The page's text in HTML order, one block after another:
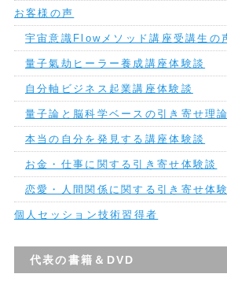
お客様の声
宇宙意識Flowメソッド講座受講生の
量子氣劫ヒーラー養成講座体験談
自分軸ビジネス起業講座体験談
量子論と脳科学ベースの引き寄せ理
本当の自分を発見する講座体験談
お金・仕事に関する引き寄せ体験談
恋愛・人間関係に関する引き寄せ体
個人セッション技術習得者
代表の書籍＆DVD